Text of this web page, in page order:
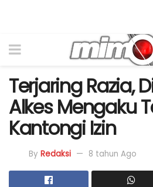
Terjaring Razia,
Alkes Mengaku
Kantongi Izin
By Redaksi 8 tahun Ago